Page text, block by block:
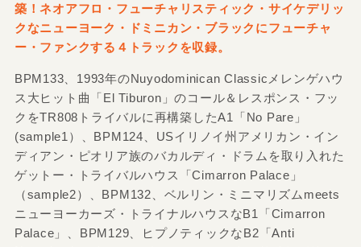
築！ネオアフロ・フューチャリスティック・サイケデリッ
クなニューヨーク・ドミニカン・ブラックにフューチャ
ー・ファンクする４トラックを収録。
BPM133、1993年のNuyodominican Classicメレンゲハウ
ス大ヒット曲「El Tiburon」のコール＆レスポンス・フッ
クをTR808トライバルに再構築したA1「No Pare」
(sample1）、BPM124、USイリノイ州アメリカン・イン
ディアン・ピオリア族のバカルディ・ドラムを取り入れた
ゲットー・トライバルハウス「Cimarron Palace」
（sample2）、BPM132、ベルリン・ミニマリズムmeets
ニューヨーカーズ・トライナルハウスなB1「Cimarron
Palace」、BPM129、ヒプノティックなB2「Anti